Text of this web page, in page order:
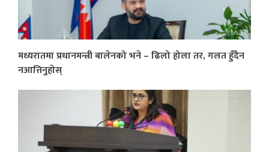
मध्यरातमा प्रधानमन्त्री बालेनको भने – ढिलो होला तर, गलत हुँदैन
नआत्तिनुहोस्